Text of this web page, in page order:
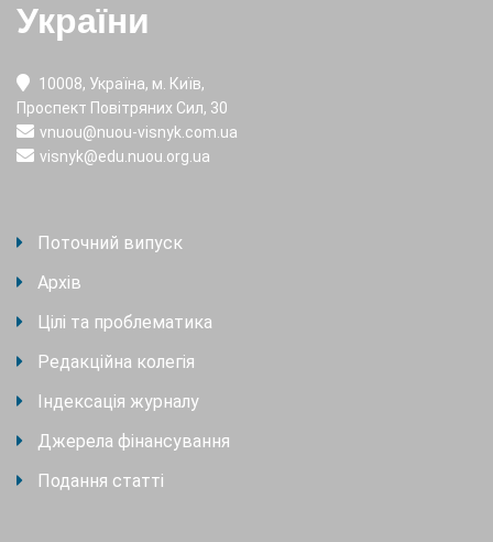
України
10008, Україна, м. Київ,
Проспект Повітряних Сил, 30
vnuou@nuou-visnyk.com.ua
visnyk@edu.nuou.org.ua
Поточний випуск
Архів
Цілі та проблематика
Редакційна колегія
Індексація журналу
Джерела фінансування
Подання статті